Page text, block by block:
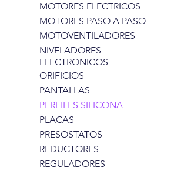
MOTORES ELECTRICOS
MOTORES PASO A PASO
MOTOVENTILADORES
NIVELADORES
ELECTRONICOS
ORIFICIOS
PANTALLAS
PERFILES SILICONA
PLACAS
PRESOSTATOS
REDUCTORES
REGULADORES